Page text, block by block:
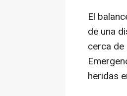
El
de una
cerca
heridas